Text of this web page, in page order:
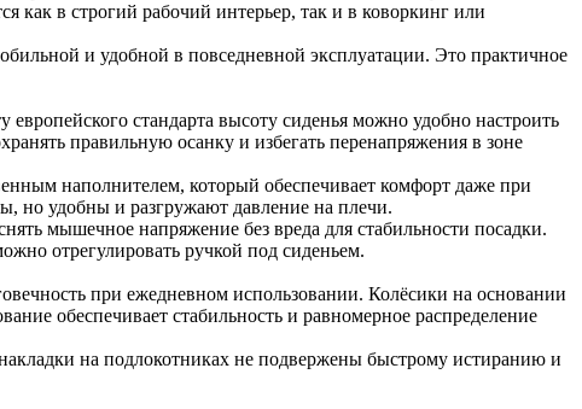
как в строгий рабочий интерьер, так и в коворкинг или
и удобной в повседневной эксплуатации. Это практичное
стандарта высоту сиденья можно удобно настроить
правильную осанку и избегать перенапряжения в зоне
наполнителем, который обеспечивает комфорт даже при
но удобны и разгружают давление на плечи.
мышечное напряжение без вреда для стабильности посадки.
отрегулировать ручкой под сиденьем.
при ежедневном использовании. Колёсики на основании
обеспечивает стабильность и равномерное распределение
на подлокотниках не подвержены быстрому истиранию и